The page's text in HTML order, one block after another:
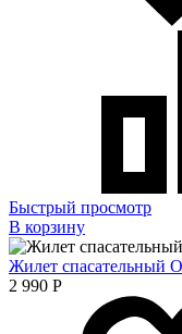
Быстрый просмотр
В корзину
Жилет спасательный
2 990 Р